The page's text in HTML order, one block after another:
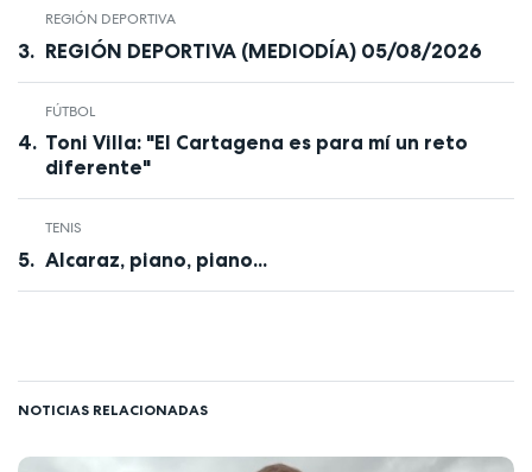
REGIÓN DEPORTIVA
REGIÓN DEPORTIVA (MEDIODÍA) 05/08/2026
FÚTBOL
Toni Villa: "El Cartagena es para mí un reto
diferente"
TENIS
Alcaraz, piano, piano...
NOTICIAS RELACIONADAS